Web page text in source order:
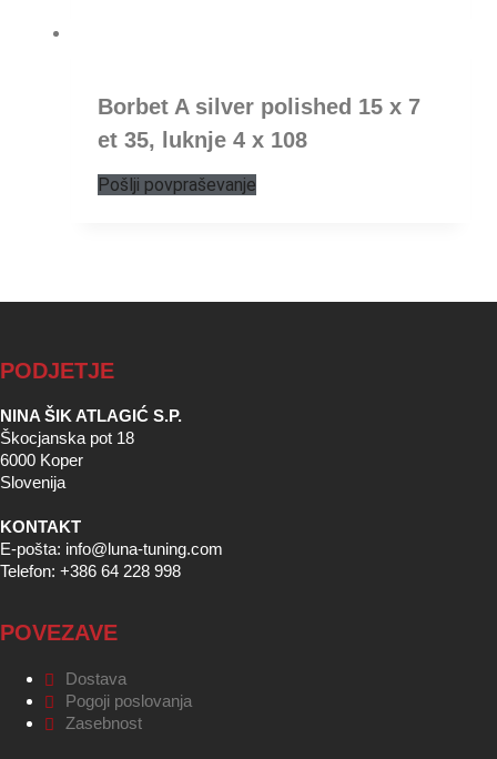
Borbet A silver polished 15 x 7
et 35, luknje 4 x 108
Pošlji povpraševanje
PODJETJE
NINA ŠIK ATLAGIĆ S.P.
Škocjanska pot 18
6000 Koper
Slovenija
KONTAKT
E-pošta: info@luna-tuning.com
Telefon: +386 64 228 998
POVEZAVE
Dostava
Pogoji poslovanja
Zasebnost